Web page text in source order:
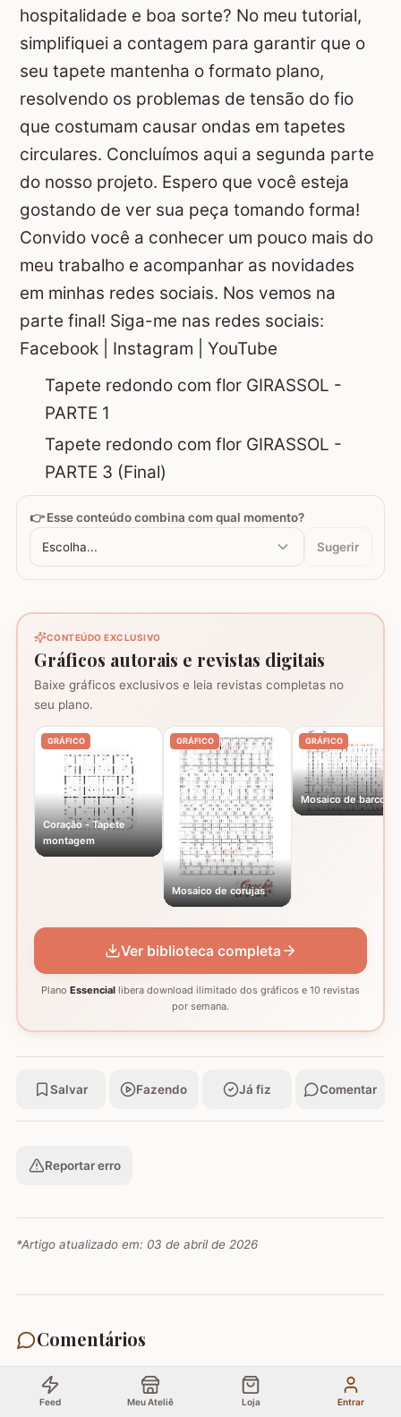
hospitalidade e boa sorte? No meu tutorial,
simplifiquei a contagem para garantir que o
seu tapete mantenha o formato plano,
resolvendo os problemas de tensão do fio
que costumam causar ondas em tapetes
circulares. Concluímos aqui a segunda parte
do nosso projeto. Espero que você esteja
gostando de ver sua peça tomando forma!
Convido você a conhecer um pouco mais do
meu trabalho e acompanhar as novidades
em minhas redes sociais. Nos vemos na
parte final! Siga-me nas redes sociais:
Facebook
Instagram
YouTube
Tapete redondo com flor GIRASSOL -
PARTE 1
Tapete redondo com flor GIRASSOL -
PARTE 3 (Final)
👉 Esse conteúdo combina com qual momento?
Escolha... Sugerir
CONTEÚDO EXCLUSIVO
Gráficos autorais e revistas digitais
Baixe gráficos exclusivos e leia revistas completas no
seu plano.
GRÁFICO
Coração - Tapete
montagem
GRÁFICO
Mosaico de corujas
GRÁFICO
Mosaico de barcos
Ver biblioteca completa
Plano Essencial libera download ilimitado dos gráficos e 10 revistas
por semana.
Salvar Fazendo Já fiz Comentar
Reportar erro
*Artigo atualizado em: 03 de abril de 2026
Comentários
Faça login para comentar
Feed Meu Ateliê Loja Entrar